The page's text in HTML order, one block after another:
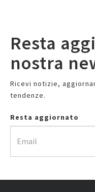
Resta
nostra
Ricevi notizie,
tendenze.
Resta aggiornato